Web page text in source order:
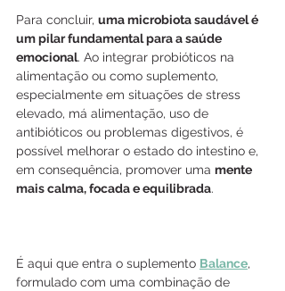
Para concluir, uma microbiota saudável é
um pilar fundamental para a saúde
emocional. Ao integrar probióticos na
alimentação ou como suplemento,
especialmente em situações de stress
elevado, má alimentação, uso de
antibióticos ou problemas digestivos, é
possível melhorar o estado do intestino e,
em consequência, promover uma mente
mais calma, focada e equilibrada.
É aqui que entra o suplemento Balance,
formulado com uma combinação de